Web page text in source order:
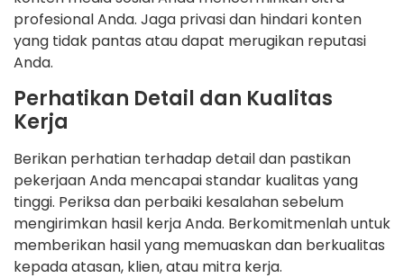
profesional Anda. Jaga privasi dan hindari konten
yang tidak pantas atau dapat merugikan reputasi
Anda.
Perhatikan Detail dan Kualitas
Kerja
Berikan perhatian terhadap detail dan pastikan
pekerjaan Anda mencapai standar kualitas yang
tinggi. Periksa dan perbaiki kesalahan sebelum
mengirimkan hasil kerja Anda. Berkomitmenlah untuk
memberikan hasil yang memuaskan dan berkualitas
kepada atasan, klien, atau mitra kerja.